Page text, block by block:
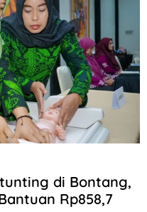
di Bontang,
Rp858,7